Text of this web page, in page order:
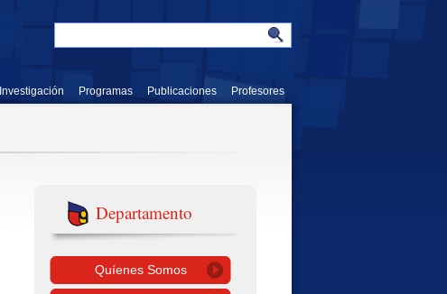
Investigación Programas Publicaciones Profesores
Departamento
Quíenes Somos